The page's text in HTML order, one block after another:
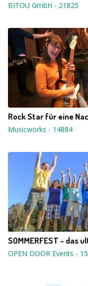
BITOU GmbH - 21825
Rock Star für eine
Musicworks - 14884
SOMMERFEST - das
OPEN DOOR Events -